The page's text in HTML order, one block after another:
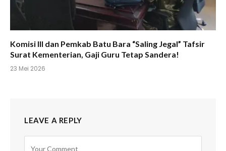
Komisi III dan Pemkab Batu Bara “Saling Jegal” Tafsir
Surat Kementerian, Gaji Guru Tetap Sandera!
23 Mei 2026
LEAVE A REPLY